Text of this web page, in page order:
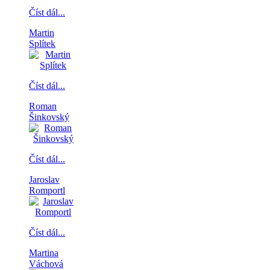
Číst dál...
Martin
Splítek
Číst dál...
Roman
Šinkovský
Číst dál...
Jaroslav
Romportl
Číst dál...
Martina
Váchová